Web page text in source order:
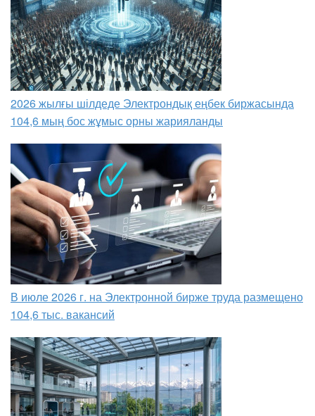
2026 жылғы шілдеде Электрондық еңбек биржасында
104,6 мың бос жұмыс орны жарияланды
В июле 2026 г. на Электронной бирже труда размещено
104,6 тыс. вакансий